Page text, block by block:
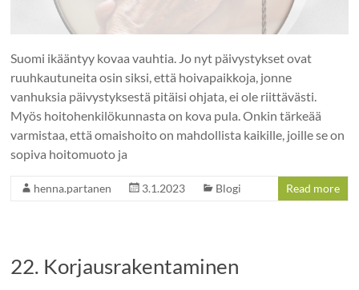
Suomi ikääntyy kovaa vauhtia. Jo nyt päivystykset ovat
ruuhkautuneita osin siksi, että hoivapaikkoja, jonne
vanhuksia päivystyksestä pitäisi ohjata, ei ole riittävästi.
Myös hoitohenkilökunnasta on kova pula. Onkin tärkeää
varmistaa, että omaishoito on mahdollista kaikille, joille se on
sopiva hoitomuoto ja
henna.partanen 3.1.2023 Blogi Read more
22. Korjausrakentaminen